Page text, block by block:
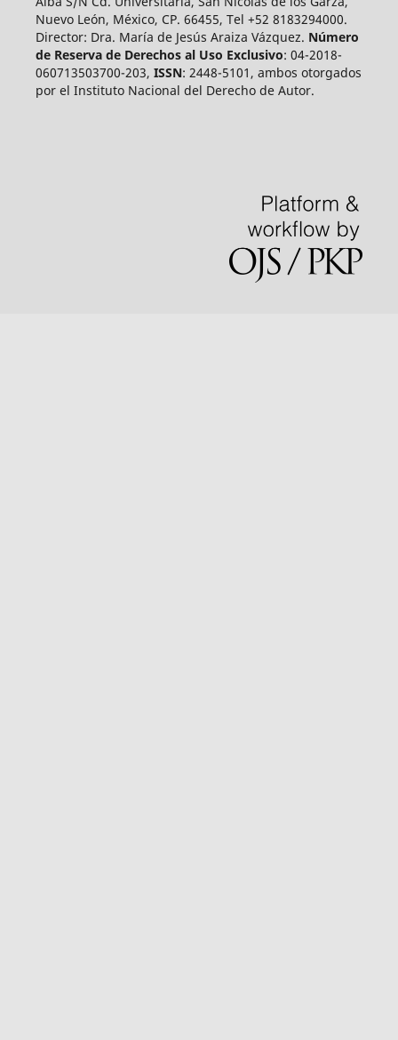
Nuevo León, México, CP. 66455, Tel +52 8183294000.
Director: Dra. María de Jesús Araiza Vázquez. Número
de Reserva de Derechos al Uso Exclusivo: 04-2018-
060713503700-203, ISSN: 2448-5101, ambos otorgados
por el Instituto Nacional del Derecho de Autor.